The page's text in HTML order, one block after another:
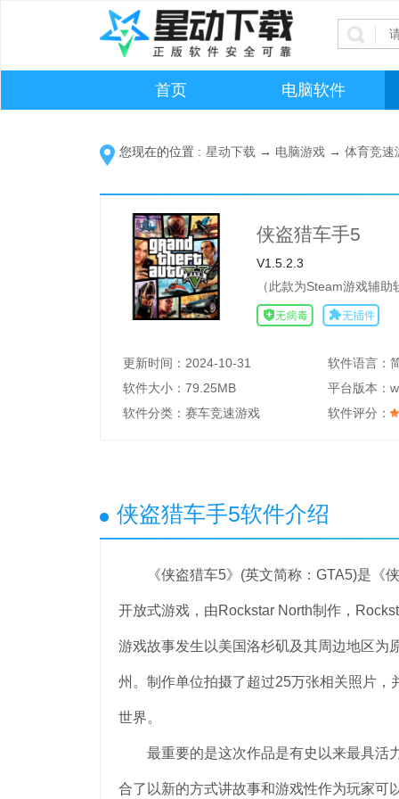
首页 电脑软件
您现在的位置 : 星动下载 → 电脑游戏 → 体育竞速
侠盗猎车手5
V1.5.2.3
（此款为Steam游戏辅
更新时间： 2024-10-31 软件语言：
软件大小： 79.25MB 平台版本：
软件分类： 赛车竞速游戏 软件评分：
侠盗猎车手5软件介绍
《侠盗猎车5》(英文简称：GTA5)是《侠
开放式游戏，由Rockstar North制作，
游戏故事发生以美国洛杉矶及其周边地区为
州。制作单位拍摄了超过25万张相关照片
世界。
最重要的是这次作品是有史以来最具活
合了以新的方式讲故事和游戏性作为玩家可